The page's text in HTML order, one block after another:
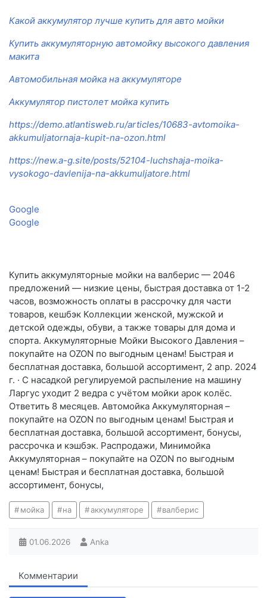
Какой аккумулятор лучше купить для авто мойки
Купить аккумуляторную автомойку высокого давления
макита
Автомобильная мойка на аккумуляторе
Аккумулятор пистолет мойка купить
https://demo.atlantisweb.ru/articles/10683-avtomoika-
akkumuljatornaja-kupit-na-ozon.html
https://new.a-g.site/posts/52104-luchshaja-moika-
vysokogo-davlenija-na-akkumuljatore.html
Google
Google
Купить аккумуляторные мойки на валберис — 2046
предложений — низкие цены, быстрая доставка от 1-2
часов, возможность оплаты в рассрочку для части
товаров, кешбэк Коллекции женской, мужской и
детской одежды, обуви, а также товары для дома и
спорта. Аккумуляторные Мойки Высокого Давления –
покупайте на OZON по выгодным ценам! Быстрая и
бесплатная доставка, большой ассортимент, 2 апр. 2024
г. · С насадкой регулируемой распыление на машину
Ларгус уходит 2 ведра с учётом мойки арок колёс.
Ответить 8 месяцев. Автомойка Аккумуляторная –
покупайте на OZON по выгодным ценам! Быстрая и
бесплатная доставка, большой ассортимент, бонусы,
рассрочка и кэшбэк. Распродажи, Минимойка
Аккумуляторная – покупайте на OZON по выгодным
ценам! Быстрая и бесплатная доставка, большой
ассортимент, бонусы,
мойка на аккумуляторе валберис
01.06.2026 Anka
Комментарии